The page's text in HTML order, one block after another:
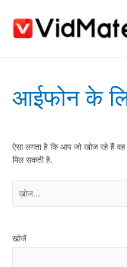
छोड़कर
सामग्री
बढ़ने
आईफोन के
ऐसा लगता है कि आप जो खोज रहे हैं
मिल सकती है.
खोजें